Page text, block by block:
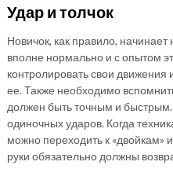
Удар и толчок
Новичок, как правило, начинает
вполне нормально и с опытом
контролировать свои движения
ее. Также необходимо
должен быть точным и быстрым.
одиночных ударов. Когда
можно переходить к «двойкам»
руки обязательно должны